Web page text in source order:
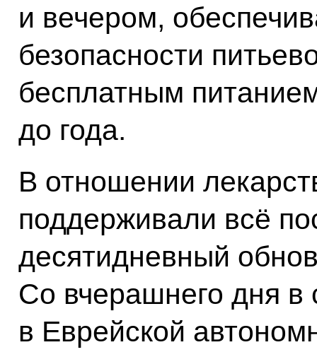
и вечером,
безопасности
бесплатным
до года.
В отношении
поддерживали всё
десятидневный
Со вчерашнего дня в
в Еврейской